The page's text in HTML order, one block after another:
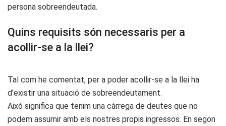
persona sobreendeutada.
Quins requisits són necessaris per a
acollir-se a la llei?
Tal com he comentat, per a poder acollir-se a la llei ha
d’existir una situació de sobreendeutament.
Això significa que tenim una càrrega de deutes que no
podem assumir amb els nostres propis ingressos. En segon